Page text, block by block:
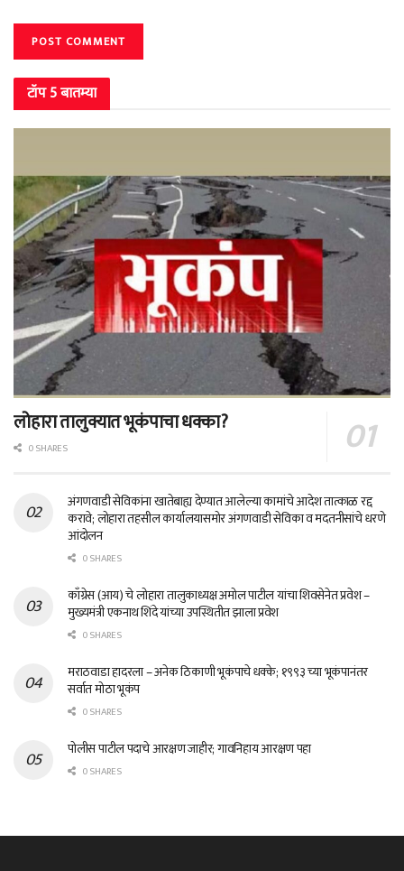
टॉप 5 बातम्या
लोहारा तालुक्यात भूकंपाचा धक्का?
0 SHARES
अंगणवाडी सेविकांना खातेबाह्य देण्यात आलेल्या कामांचे आदेश तात्काळ रद्द
करावे; लोहारा तहसील कार्यालयासमोर अंगणवाडी सेविका व मदतनीसांचे धरणे
आंदोलन
0 SHARES
काँग्रेस (आय) चे लोहारा तालुकाध्यक्ष अमोल पाटील यांचा शिवसेनेत प्रवेश –
मुख्यमंत्री एकनाथ शिंदे यांच्या उपस्थितीत झाला प्रवेश
0 SHARES
मराठवाडा हादरला – अनेक ठिकाणी भूकंपाचे धक्के; १९९३ च्या भूकंपानंतर
सर्वात मोठा भूकंप
0 SHARES
पोलीस पाटील पदाचे आरक्षण जाहीर; गावनिहाय आरक्षण पहा
0 SHARES